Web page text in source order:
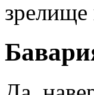
зрелище